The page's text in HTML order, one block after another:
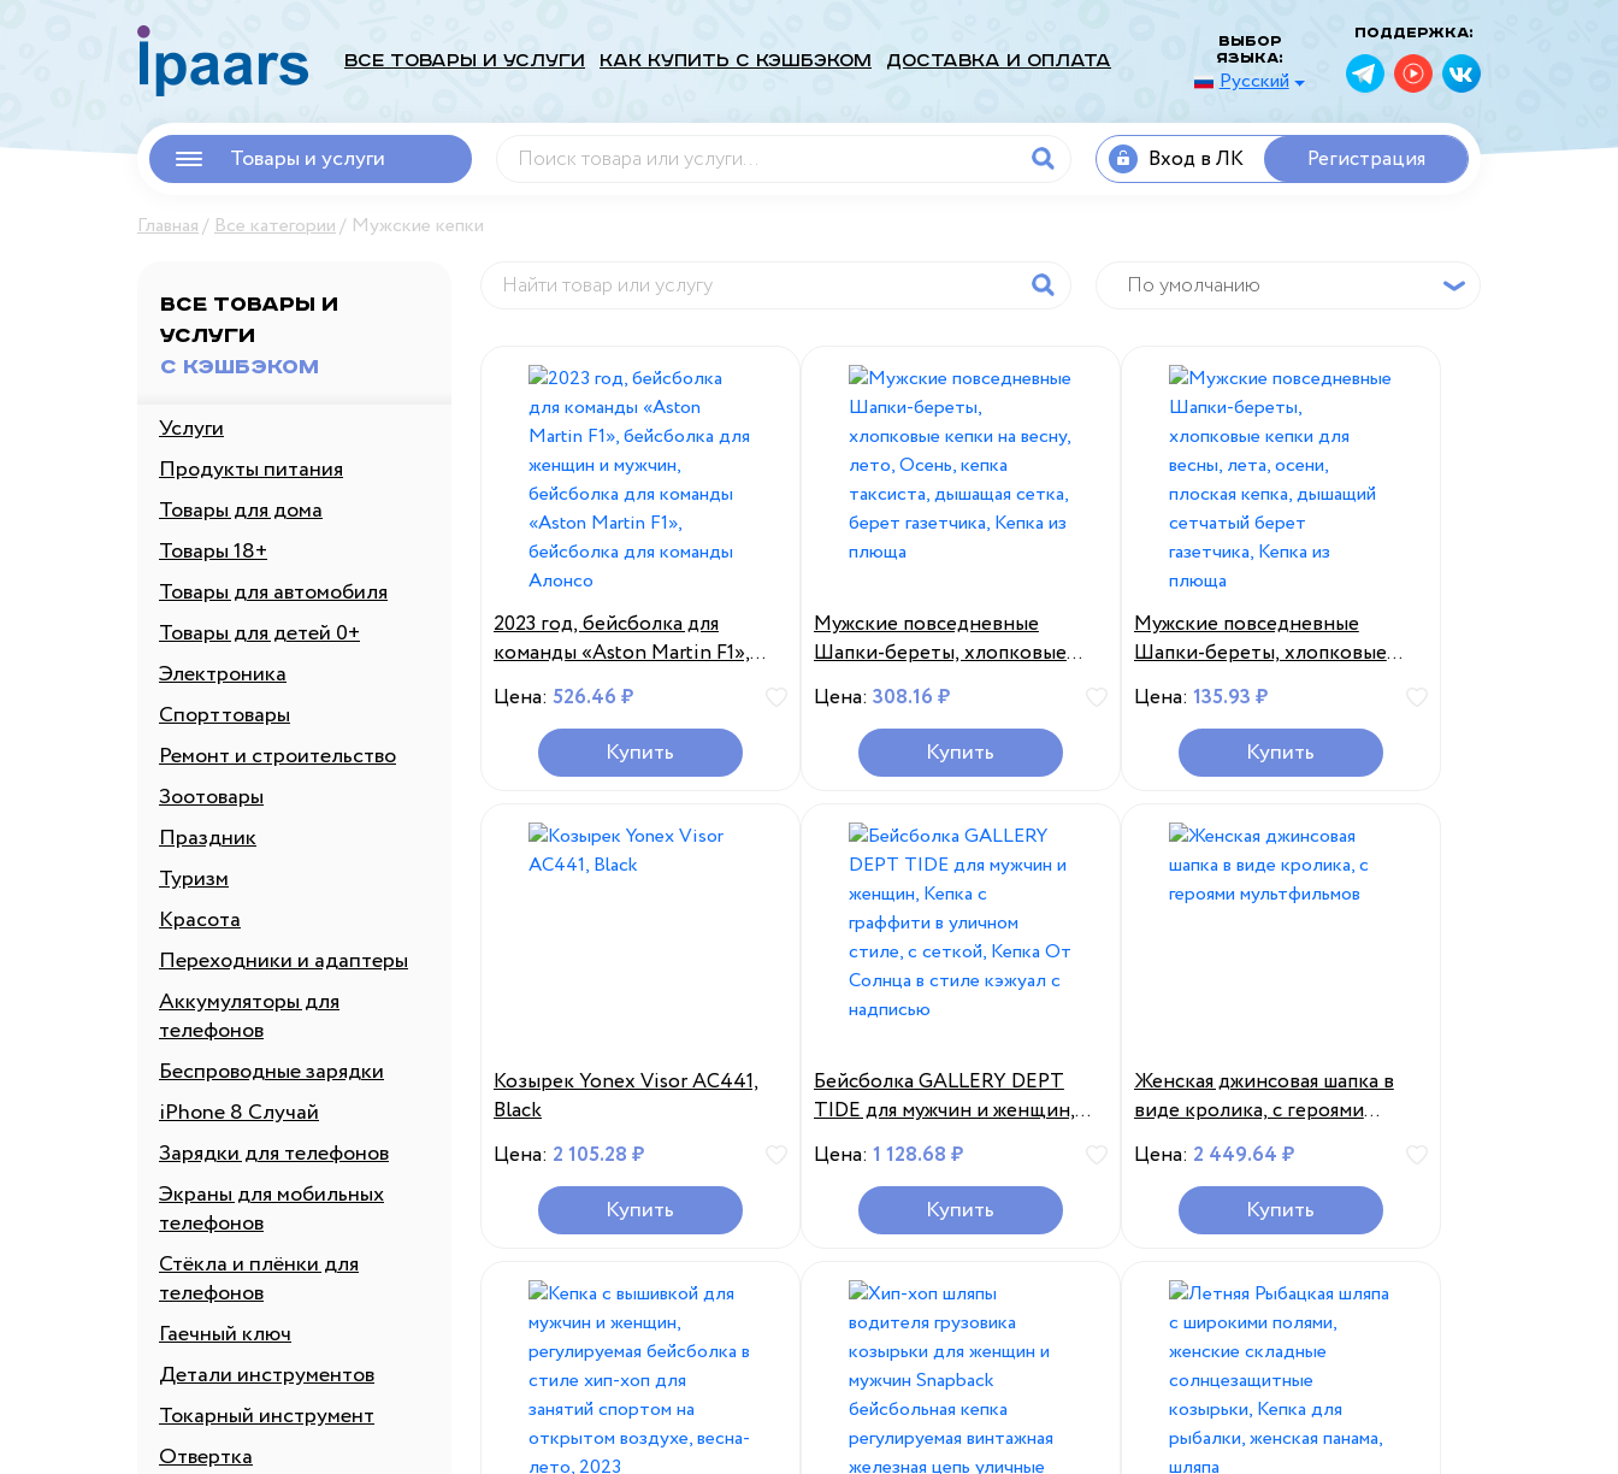
Все Товары и Услуги Как купить с кэшбэком Доставка и оплата
Выбор
языка:
Русский
Поддержка:
Товары и услуги Вход в ЛК Регистрация
Главная Все категории Мужские кепки
Все товары и
услуги
с кэшбэком
Услуги
Продукты питания
Товары для дома
Товары 18+
Товары для автомобиля
Товары для детей 0+
Электроника
Спорттовары
Ремонт и строительство
Зоотовары
Праздник
Туризм
Красота
Переходники и адаптеры
Аккумуляторы для
телефонов
Беспроводные зарядки
iPhone 8 Случай
Зарядки для телефонов
Экраны для мобильных
телефонов
Стёкла и плёнки для
телефонов
Гаечный ключ
Детали инструментов
Токарный инструмент
Отвертка
2023 год, бейсболка для
команды «Aston Martin F1»,
бейсболка для женщин и
мужчин, бейсболка для
команды «Aston Martin F1»,
бейсболка для команды
Цена: 526.46 ₽
Купить
Мужские повседневные
Шапки-береты, хлопковые
кепки на весну, лето, Осень,
кепка таксиста, дышащая
сетка, берет газетчика, Кепка
из плюща
Цена: 308.16 ₽
Купить
Мужские повседневные
Шапки-береты, хлопковые
кепки для весны, лета, осени,
плоская кепка, дышащий
сетчатый берет газетчика,
Кепка из плюща
Цена: 135.93 ₽
Купить
Козырек Yonex Visor AC441,
Black
Цена: 2 105.28 ₽
Купить
Бейсболка GALLERY DEPT
TIDE для мужчин и женщин,
Кепка с граффити в уличном
стиле, с сеткой, Кепка От
Солнца в стиле кэжуал с
надписью
Цена: 1 128.68 ₽
Купить
Женская джинсовая шапка в
виде кролика, с героями
мультфильмов
Цена: 2 449.64 ₽
Купить